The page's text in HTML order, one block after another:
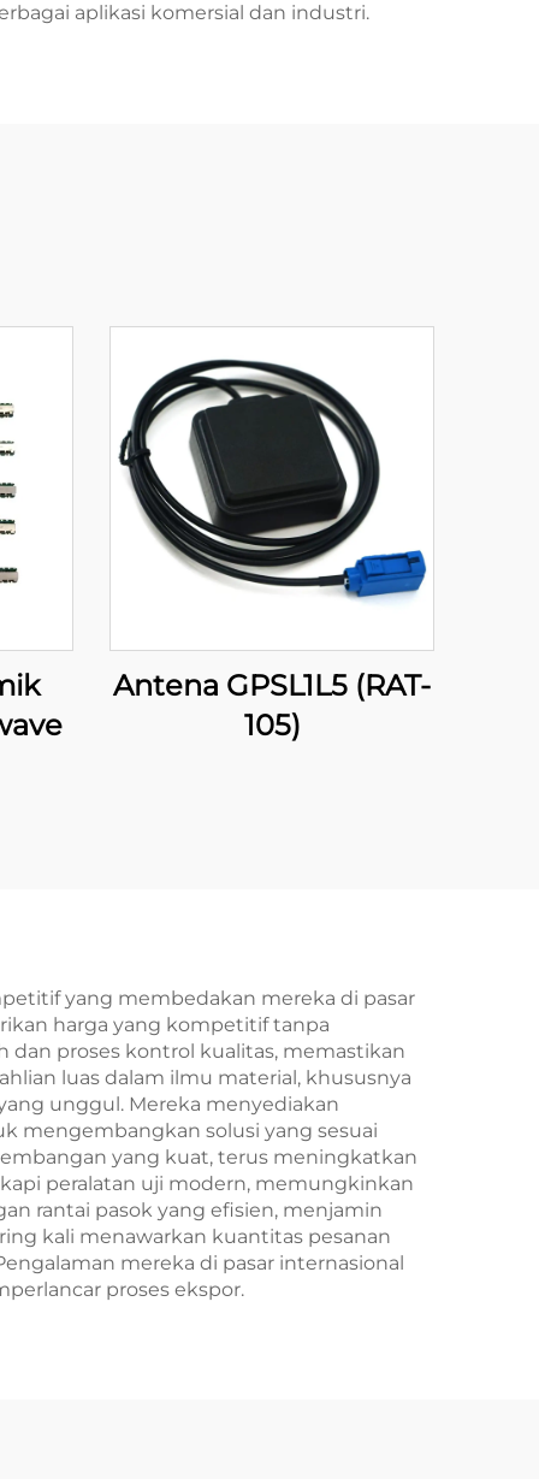
aplikasi komersial dan industri.
Antena GPSL1L5 (RAT-
105)
yang membedakan mereka di pasar
harga yang kompetitif tanpa
proses kontrol kualitas, memastikan
luas dalam ilmu material, khususnya
unggul. Mereka menyediakan
mengembangkan solusi yang sesuai
yang kuat, terus meningkatkan
peralatan uji modern, memungkinkan
rantai pasok yang efisien, menjamin
kali menawarkan kuantitas pesanan
mereka di pasar internasional
proses ekspor.